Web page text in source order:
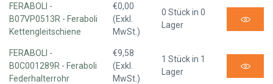
FERABOLI -
B07VP0513R - Feraboli
Kettengleitschiene
€0,00
(Exkl.
MwSt.)
0 Stück in 0
Lager
FERABOLI -
B0C001289R - Feraboli
Federhalterrohr
€9,58
(Exkl.
MwSt.)
1 Stück in 1
Lager